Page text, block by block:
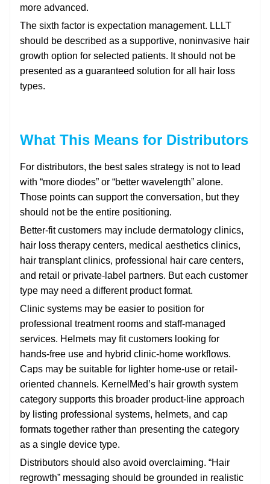
more advanced.
The sixth factor is expectation management. LLLT
should be described as a supportive, noninvasive hair
growth option for selected patients. It should not be
presented as a guaranteed solution for all hair loss
types.
What This Means for Distributors
For distributors, the best sales strategy is not to lead
with “more diodes” or “better wavelength” alone.
Those points can support the conversation, but they
should not be the entire positioning.
Better-fit customers may include dermatology clinics,
hair loss therapy centers, medical aesthetics clinics,
hair transplant clinics, professional hair care centers,
and retail or private-label partners. But each customer
type may need a different product format.
Clinic systems may be easier to position for
professional treatment rooms and staff-managed
services. Helmets may fit customers looking for
hands-free use and hybrid clinic-home workflows.
Caps may be suitable for lighter home-use or retail-
oriented channels. KernelMed’s hair growth system
category supports this broader product-line approach
by listing professional systems, helmets, and cap
formats together rather than presenting the category
as a single device type.
Distributors should also avoid overclaiming. “Hair
regrowth” messaging should be grounded in realistic